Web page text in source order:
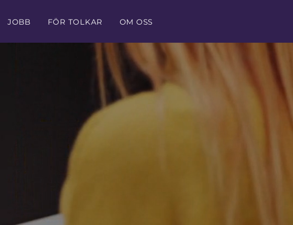
JOBB FÖR TOLKAR OM OSS